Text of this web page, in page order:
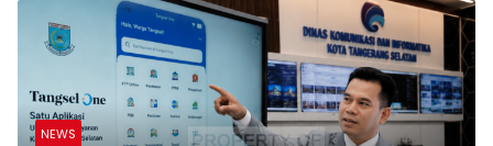
NEWS